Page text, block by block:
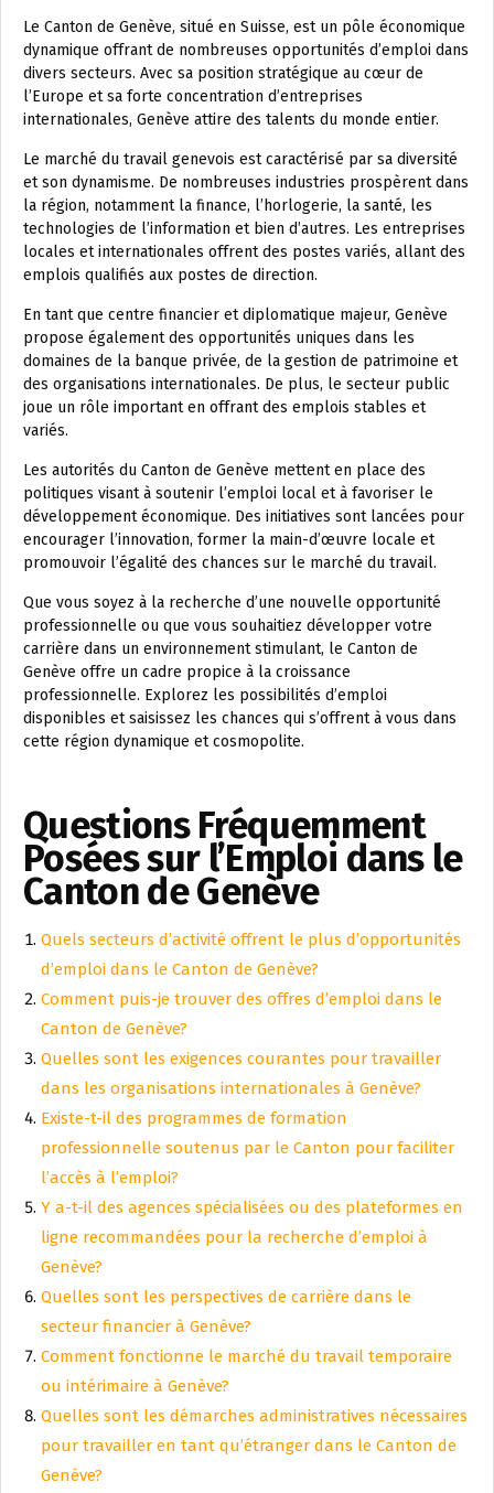
Le Canton de Genève, situé en Suisse, est un pôle économique
dynamique offrant de nombreuses opportunités d’emploi dans
divers secteurs. Avec sa position stratégique au cœur de
l’Europe et sa forte concentration d’entreprises
internationales, Genève attire des talents du monde entier.
Le marché du travail genevois est caractérisé par sa diversité
et son dynamisme. De nombreuses industries prospèrent dans
la région, notamment la finance, l’horlogerie, la santé, les
technologies de l’information et bien d’autres. Les entreprises
locales et internationales offrent des postes variés, allant des
emplois qualifiés aux postes de direction.
En tant que centre financier et diplomatique majeur, Genève
propose également des opportunités uniques dans les
domaines de la banque privée, de la gestion de patrimoine et
des organisations internationales. De plus, le secteur public
joue un rôle important en offrant des emplois stables et
variés.
Les autorités du Canton de Genève mettent en place des
politiques visant à soutenir l’emploi local et à favoriser le
développement économique. Des initiatives sont lancées pour
encourager l’innovation, former la main-d’œuvre locale et
promouvoir l’égalité des chances sur le marché du travail.
Que vous soyez à la recherche d’une nouvelle opportunité
professionnelle ou que vous souhaitiez développer votre
carrière dans un environnement stimulant, le Canton de
Genève offre un cadre propice à la croissance
professionnelle. Explorez les possibilités d’emploi
disponibles et saisissez les chances qui s’offrent à vous dans
cette région dynamique et cosmopolite.
Questions Fréquemment
Posées sur l’Emploi dans le
Canton de Genève
Quels secteurs d’activité offrent le plus d’opportunités
d’emploi dans le Canton de Genève?
Comment puis-je trouver des offres d’emploi dans le
Canton de Genève?
Quelles sont les exigences courantes pour travailler
dans les organisations internationales à Genève?
Existe-t-il des programmes de formation
professionnelle soutenus par le Canton pour faciliter
l’accès à l’emploi?
Y a-t-il des agences spécialisées ou des plateformes en
ligne recommandées pour la recherche d’emploi à
Genève?
Quelles sont les perspectives de carrière dans le
secteur financier à Genève?
Comment fonctionne le marché du travail temporaire
ou intérimaire à Genève?
Quelles sont les démarches administratives nécessaires
pour travailler en tant qu’étranger dans le Canton de
Genève?